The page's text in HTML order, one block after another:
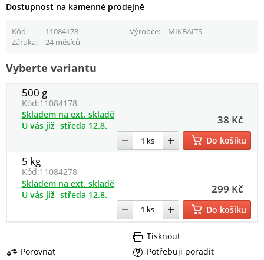
Dostupnost na kamenné prodejně
Kód 11084178 Výrobce
MIKBAITS
Záruka
24 měsíců
Vyberte variantu
500 g
Kód:11084178
38 Kč
Skladem na ext. skladě
U vás již středa 12.8.
Do košíku
5 kg
Kód:11084278
299 Kč
Skladem na ext. skladě
U vás již středa 12.8.
Do košíku
Porovnat
Potřebuji poradit
Tisknout